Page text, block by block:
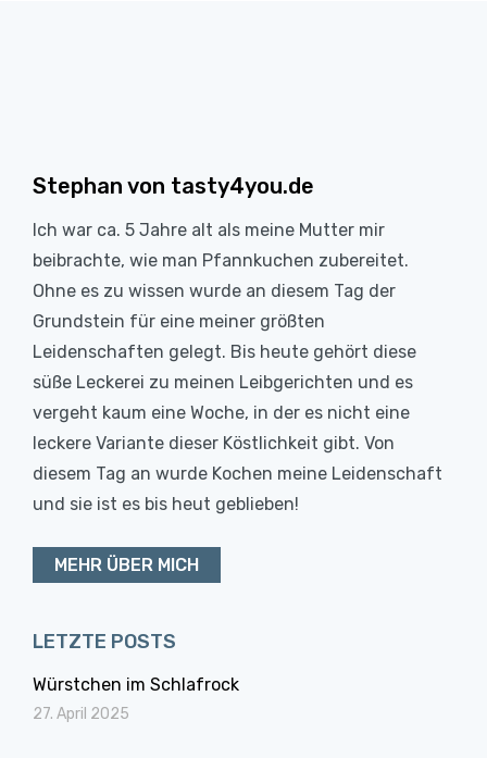
Stephan von tasty4you.de
Ich war ca. 5 Jahre alt als meine Mutter mir
beibrachte, wie man Pfannkuchen zubereitet.
Ohne es zu wissen wurde an diesem Tag der
Grundstein für eine meiner größten
Leidenschaften gelegt. Bis heute gehört diese
süße Leckerei zu meinen Leibgerichten und es
vergeht kaum eine Woche, in der es nicht eine
leckere Variante dieser Köstlichkeit gibt. Von
diesem Tag an wurde Kochen meine Leidenschaft
und sie ist es bis heut geblieben!
MEHR ÜBER MICH
LETZTE POSTS
Würstchen im Schlafrock
27. April 2025